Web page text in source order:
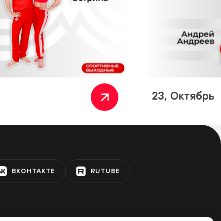
23, Октябрь
ВКОНТАКТЕ RUTUBE